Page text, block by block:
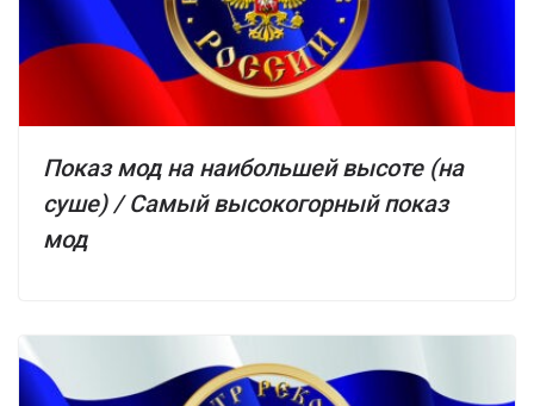
Показ мод на наибольшей высоте (на
суше) / Самый высокогорный показ
мод